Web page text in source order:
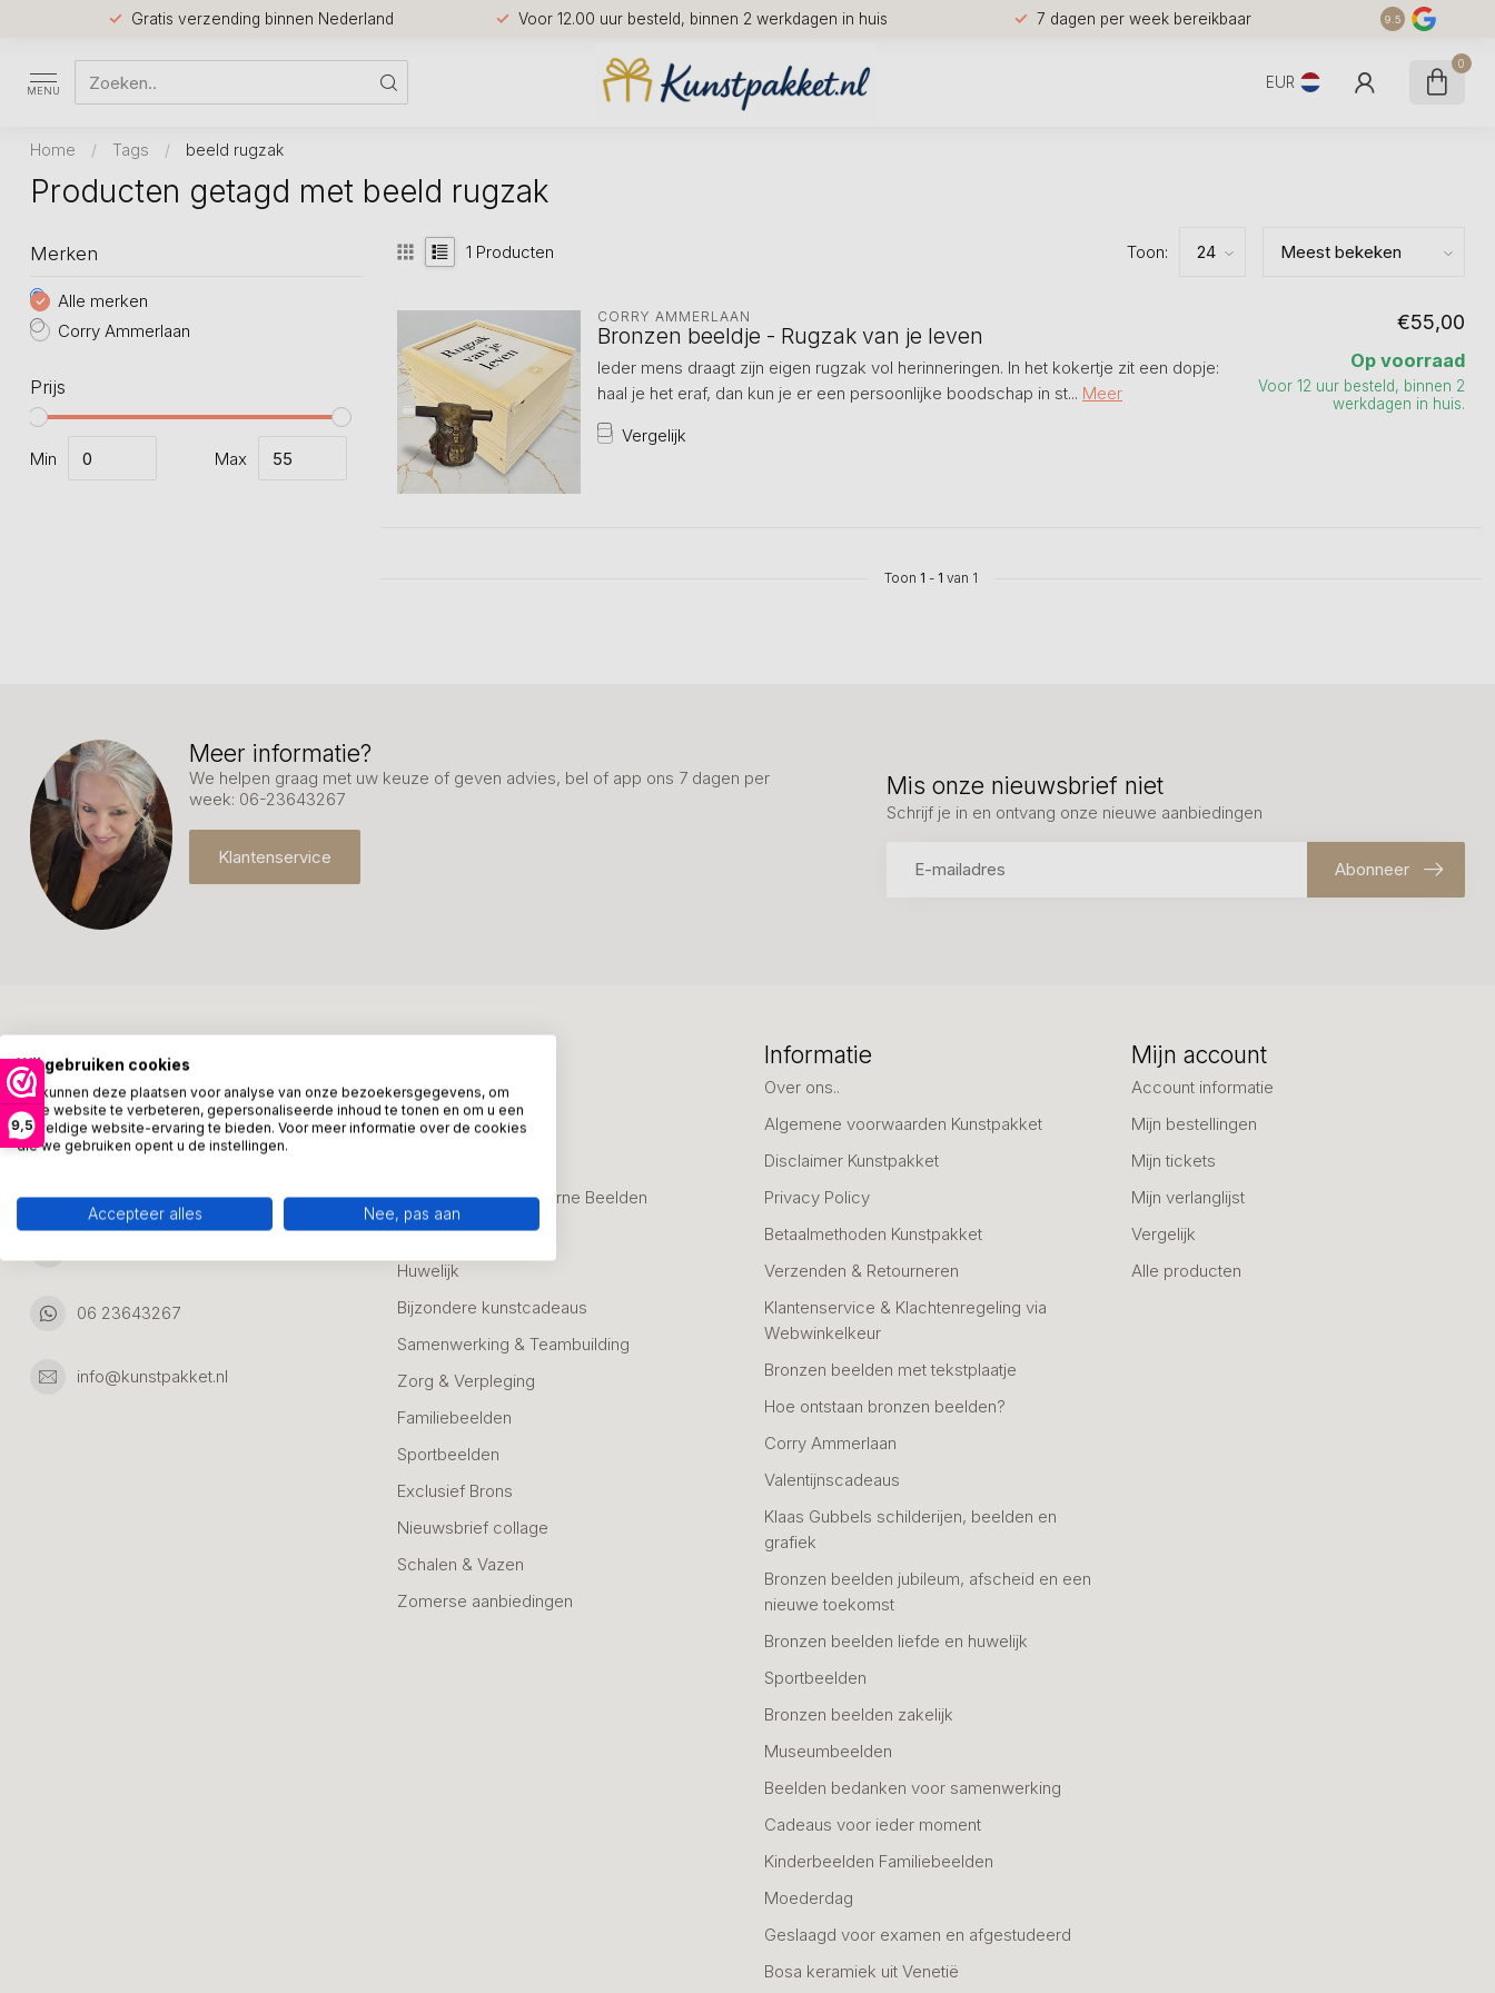
9,5
Gratis verzending binnen Nederland Voor 12.00 uur besteld, binnen 2 werkdagen in huis 7 dagen per week bereikbaar 9.5
MENU EUR
0
Home / Tags / beeld rugzak
Producten getagd met beeld rugzak
Merken
Alle merken
Corry Ammerlaan
Prijs
Min Max
1 Producten Toon:
CORRY AMMERLAAN
Bronzen beeldje - Rugzak van je leven
Ieder mens draagt zijn eigen rugzak vol herinneringen. In het kokertje zit een dopje:
haal je het eraf, dan kun je er een persoonlijke boodschap in st... Meer
Vergelijk
€55,00
Op voorraad
Voor 12 uur besteld, binnen 2
werkdagen in huis.
Toon 1 - 1 van 1
Meer informatie?
We helpen graag met uw keuze of geven advies, bel of app ons 7 dagen per
week: 06-23643267
Klantenservice
Mis onze nieuwsbrief niet
Schrijf je in en ontvang onze nieuwe aanbiedingen
Abonneer
Kunstpakket Nederland
Adresgegevens:
Ambachtsweg 46
06 23643267
info@kunstpakket.nl
Zakelijke Cadeaus
Bedanken
Alle Bronzen & Moderne Beelden
Geslaagd
Huwelijk
Bijzondere kunstcadeaus
Samenwerking & Teambuilding
Zorg & Verpleging
Familiebeelden
Sportbeelden
Exclusief Brons
Nieuwsbrief collage
Schalen & Vazen
Zomerse aanbiedingen
Informatie
Over ons..
Algemene voorwaarden Kunstpakket
Disclaimer Kunstpakket
Privacy Policy
Betaalmethoden Kunstpakket
Verzenden & Retourneren
Klantenservice & Klachtenregeling via
Webwinkelkeur
Bronzen beelden met tekstplaatje
Hoe ontstaan bronzen beelden?
Corry Ammerlaan
Valentijnscadeaus
Klaas Gubbels schilderijen, beelden en
grafiek
Bronzen beelden jubileum, afscheid en een
nieuwe toekomst
Bronzen beelden liefde en huwelijk
Sportbeelden
Bronzen beelden zakelijk
Museumbeelden
Beelden bedanken voor samenwerking
Cadeaus voor ieder moment
Kinderbeelden Familiebeelden
Moederdag
Geslaagd voor examen en afgestudeerd
Bosa keramiek uit Venetië
Mijn account
Account informatie
Mijn bestellingen
Mijn tickets
Mijn verlanglijst
Vergelijk
Alle producten
Wij gebruiken cookies
We kunnen deze plaatsen voor analyse van onze bezoekersgegevens, om
onze website te verbeteren, gepersonaliseerde inhoud te tonen en om u een
geweldige website-ervaring te bieden. Voor meer informatie over de cookies
die we gebruiken opent u de instellingen.
Accepteer alles Nee, pas aan